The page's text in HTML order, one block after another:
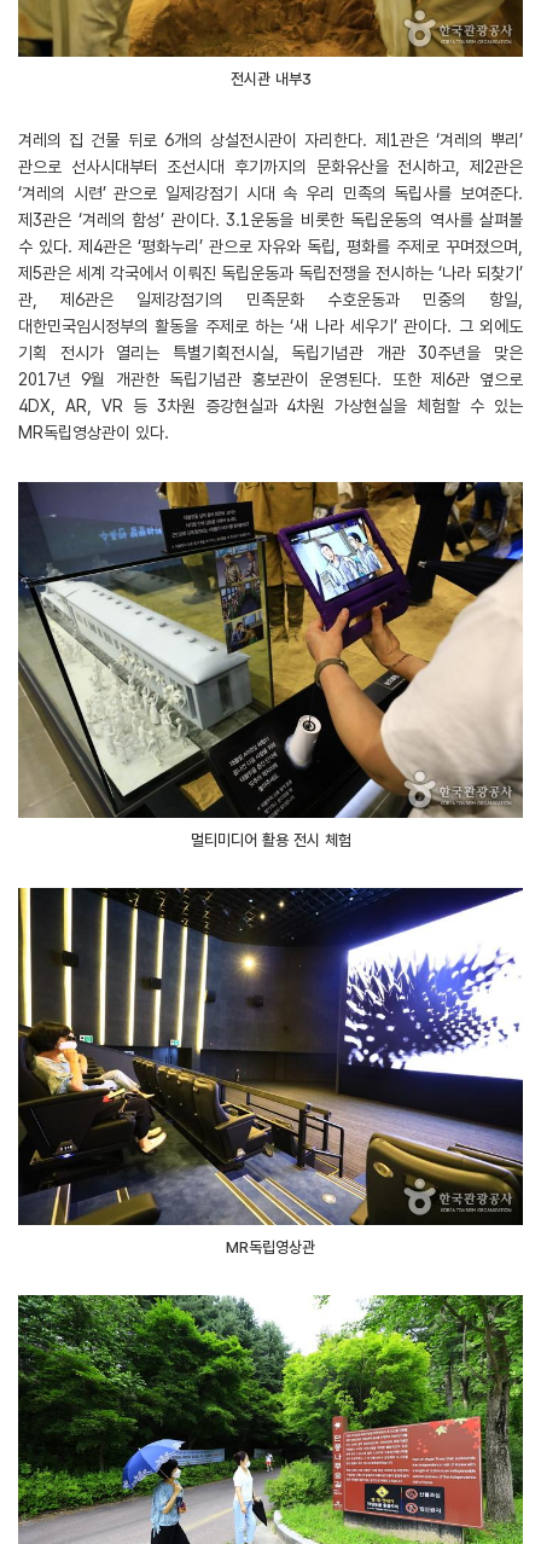
전시관 내부3
겨레의 집 건물 뒤로 6개의 상설전시관이 자리한다. 제1관은 ‘겨레의 뿌리’
관으로 선사시대부터 조선시대 후기까지의 문화유산을 전시하고, 제2관은
‘겨레의 시련’ 관으로 일제강점기 시대 속 우리 민족의 독립사를 보여준다.
제3관은 ‘겨레의 함성’ 관이다. 3.1운동을 비롯한 독립운동의 역사를 살펴볼
수 있다. 제4관은 ‘평화누리’ 관으로 자유와 독립, 평화를 주제로 꾸며졌으며,
제5관은 세계 각국에서 이뤄진 독립운동과 독립전쟁을 전시하는 ‘나라 되찾기’
관, 제6관은 일제강점기의 민족문화 수호운동과 민중의 항일,
대한민국임시정부의 활동을 주제로 하는 ‘새 나라 세우기’ 관이다. 그 외에도
기획 전시가 열리는 특별기획전시실, 독립기념관 개관 30주년을 맞은
2017년 9월 개관한 독립기념관 홍보관이 운영된다. 또한 제6관 옆으로
4DX, AR, VR 등 3차원 증강현실과 4차원 가상현실을 체험할 수 있는
MR독립영상관이 있다.
멀티미디어 활용 전시 체험
MR독립영상관